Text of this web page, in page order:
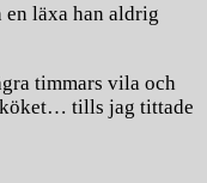
läxa han aldrig
timmars vila och
tills jag tittade